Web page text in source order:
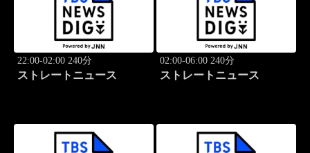
22:00-02:00 240分
ストレートニュース
02:00-06:00 240分
ストレートニュース